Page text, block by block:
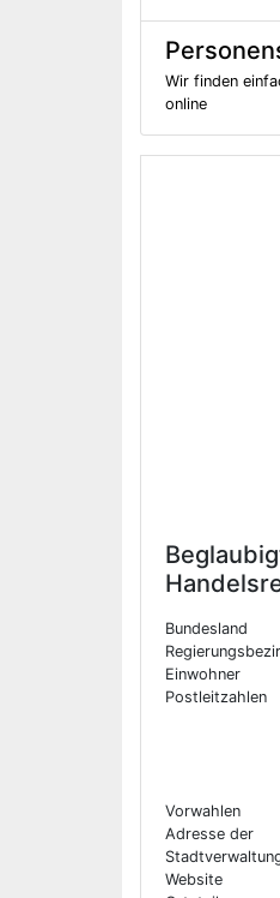
Wir finden
online
Bundesland
Einwohner
Postleitzahlen
Vorwahlen
Adresse der
Website